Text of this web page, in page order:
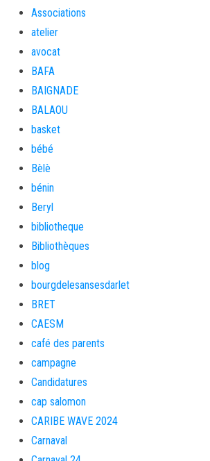
Associations
atelier
avocat
BAFA
BAIGNADE
BALAOU
basket
bébé
Bèlè
bénin
Beryl
bibliotheque
Bibliothèques
blog
bourgdelesansesdarlet
BRET
CAESM
café des parents
campagne
Candidatures
cap salomon
CARIBE WAVE 2024
Carnaval